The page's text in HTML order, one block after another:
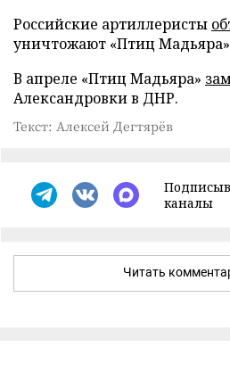
Российские артиллеристы
уничтожают «Птиц
В апреле «Птиц Мадьяра»
Александровки в ДНР.
Текст: Алексей Дегтярёв
каналы
Читать